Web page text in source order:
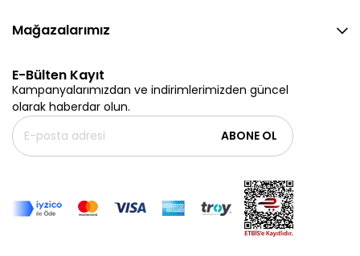
Mağazalarımız
E-Bülten Kayıt
Kampanyalarımızdan ve indirimlerimizden güncel
olarak haberdar olun.
ABONE OL